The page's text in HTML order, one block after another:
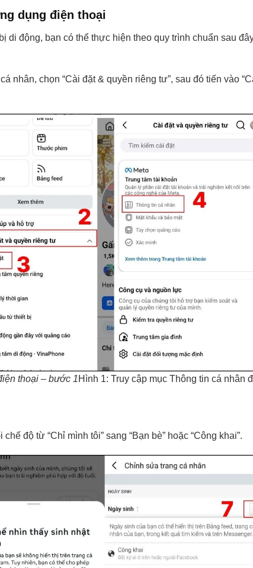
dụng điện thoại
di động, bạn có thể thực hiện theo quy trình chuẩn sau
nhân, chọn “Cài đặt & quyền riêng tư”, sau đó tiến vào
thoại – bước 1 Hình 1: Truy cập mục Thông tin cá nhân
độ từ “Chỉ mình tôi” sang “Bạn bè” hoặc “Công khai”.